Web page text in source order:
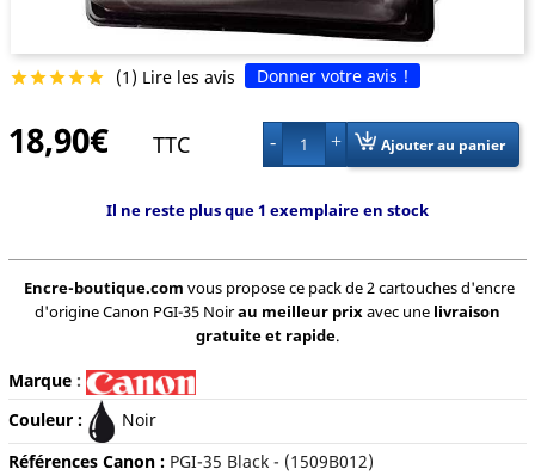
 (1) Lire les avis Donner votre avis !
18,90€ TTC 1 Ajouter au panier
Il ne reste plus que 1 exemplaire en stock
Encre-boutique.com vous propose ce pack de 2 cartouches d'encre
d'origine Canon PGI-35 Noirau meilleur prixavec une livraison
gratuite et rapide.
Marque:
Couleur :
Noir
Références Canon : PGI-35 Black - (1509B012)